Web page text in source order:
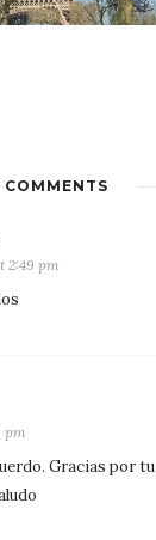
COMMENTS
2:49 pm
pm
Gracias por tu